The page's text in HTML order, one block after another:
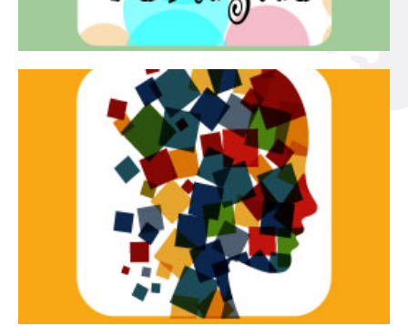
Tracce dinamiche
Tracce Dinamiche è una rassegna di teatro
d’innovazione e sperimentale.
Continua